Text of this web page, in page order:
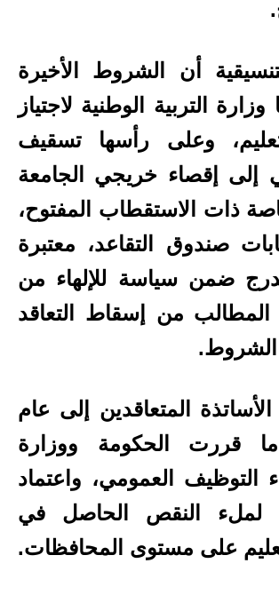
أن الشروط الأخيرة
التربية الوطنية لاجتياز
وعلى رأسها تسقيف
إلى إقصاء خريجي الجامعة
ذات الاستقطاب المفتوح،
صندوق التقاعد، معتبرة
ضمن سياسة للإلهاء من
المطالب من إسقاط التعاقد
الشروط.
المتعاقدين إلى عام
عندما قررت الحكومة ووزارة
التوظيف العمومي، واعتماد
لملء النقص الحاصل في
على مستوى المحافظات.